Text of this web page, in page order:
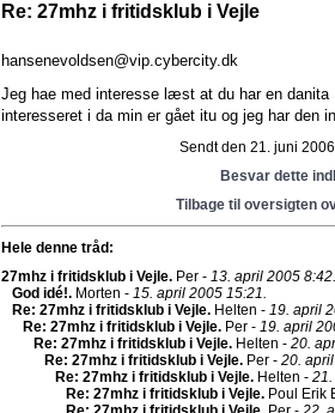
Re: 27mhz i fritidsklub i Vejle
hansenevoldsen@vip.cybercity.dk
Jeg hae med interesse læst at du har en danita
interesseret i da min er gået itu og jeg har den
Sendt den 21. juni
Besvar dette
Tilbage til oversigten
Hele denne tråd:
27mhz i fritidsklub i Vejle. Per - 13. april 2005 8:42.
God idé!. Morten - 15. april 2005 15:21.
Re: 27mhz i fritidsklub i Vejle. Helten - 19. april
Re: 27mhz i fritidsklub i Vejle. Per - 19. april
Re: 27mhz i fritidsklub i Vejle. Helten - 20.
Re: 27mhz i fritidsklub i Vejle. Per - 20.
Re: 27mhz i fritidsklub i Vejle. Helten -
Re: 27mhz i fritidsklub i Vejle. Poul Erik